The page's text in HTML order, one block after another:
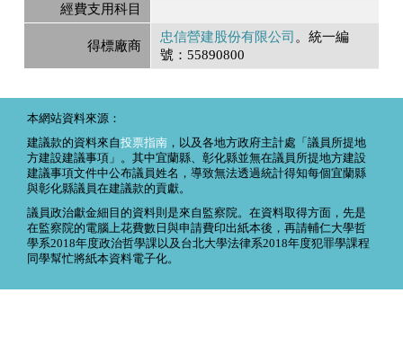
經費支用科目
得標廠商
忠信營建股份有限公司 。統一編
號：55890800
本網站資料來源：
建議款的資料來自投票指南 ，以及各地方政府主計處「議員所提地
方建設建議事項」。其中宜蘭縣、彰化縣並無在議員所提地方建設
建議事項文件中公布議員姓名，導致無法透過統計得知每個宜蘭縣
與彰化縣議員在建議款的貢獻。
議員政治獻金細目的資料則是來自監察院。在資料取得方面，先是
在監察院的電腦上花費數日與申請費印出紙本後，再請輔仁大學哲
學系2018年度政治哲學課以及台北大學法律系2018年度犯罪學課程
同學幫忙將紙本資料電子化。